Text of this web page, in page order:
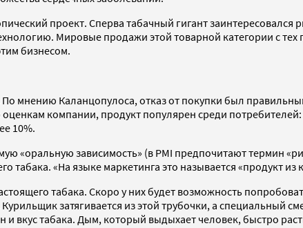
проект. Сперва табачный гигант
Мировые продажи этой товарной категории с
бизнесом.
мнению Каланцопулоса, отказ от покупки был
компании, продукт популярен среди
10%.
«оральную зависимость» (в PMI предпочитают термин
табака. «На языке маркетинга это называется «продукт
табака. Скоро у них будет возможность
затягивается из этой трубочки, а
вкус табака. Дым, который выдыхает человек, быстро